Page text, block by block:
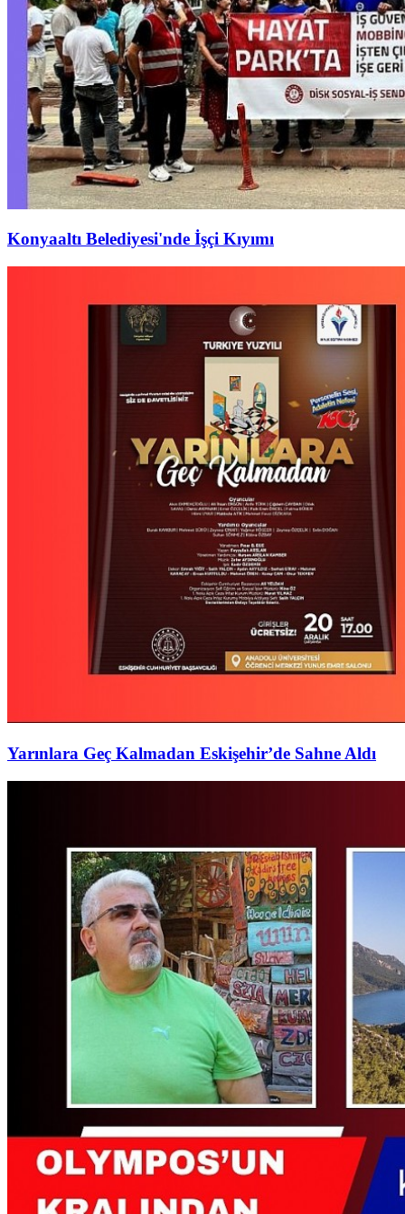
Konyaaltı Belediyesi'nde İşçi Kıyımı
Yarınlara Geç Kalmadan Eskişehir’de Sahne Aldı